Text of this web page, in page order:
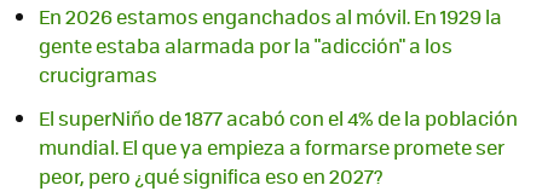
En 2026 estamos enganchados al móvil. En 1929 la
gente estaba alarmada por la "adicción" a los
crucigramas
El superNiño de 1877 acabó con el 4% de la población
mundial. El que ya empieza a formarse promete ser
peor, pero ¿qué significa eso en 2027?